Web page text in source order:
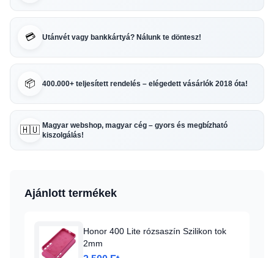
💳 Utánvét vagy bankkártyá? Nálunk te döntesz!
📦 400.000+ teljesített rendelés – elégedett vásárlók 2018 óta!
🇭🇺 Magyar webshop, magyar cég – gyors és megbízható
kiszolgálás!
Ajánlott termékek
Honor 400 Lite rózsaszín Szilikon tok
2mm